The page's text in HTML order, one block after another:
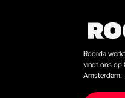
Roorda
vindt ons op
Amsterdam.